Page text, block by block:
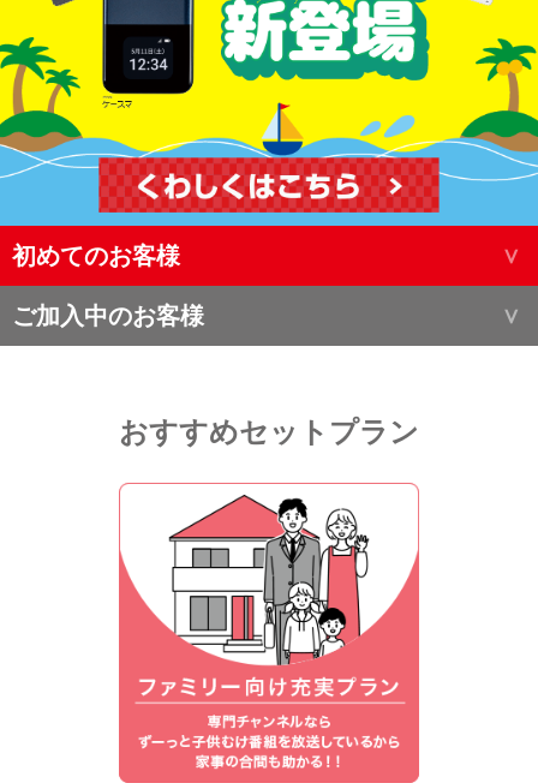
初めてのお客様
ご加入中のお客様
おすすめセットプラン